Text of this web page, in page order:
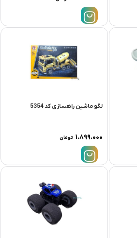
لگو ماشین راهسازی کد 5354
۱.۸۹۹.۰۰۰ تومان